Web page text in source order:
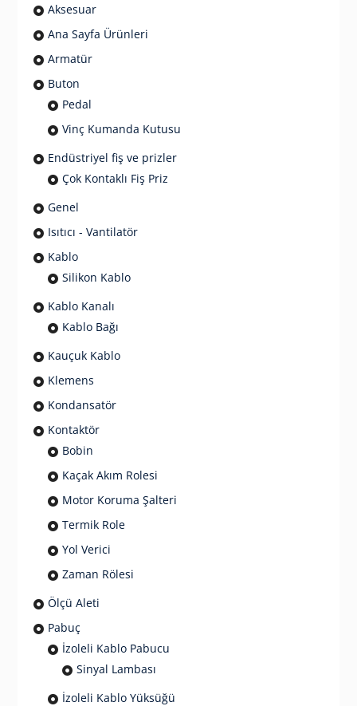
Aksesuar
Ana Sayfa Ürünleri
Armatür
Buton
Pedal
Vinç Kumanda Kutusu
Endüstriyel fiş ve prizler
Çok Kontaklı Fiş Priz
Genel
Isıtıcı - Vantilatör
Kablo
Silikon Kablo
Kablo Kanalı
Kablo Bağı
Kauçuk Kablo
Klemens
Kondansatör
Kontaktör
Bobin
Kaçak Akım Rolesi
Motor Koruma Şalteri
Termik Role
Yol Verici
Zaman Rölesi
Ölçü Aleti
Pabuç
İzoleli Kablo Pabucu
Sinyal Lambası
İzoleli Kablo Yüksüğü